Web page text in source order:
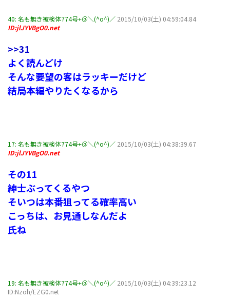
40: 名も無き被検体774号+＠＼(^o^)／ 2015/10/03(土) 04:59:04.84
ID:jlJYVBgO0.net
>>31
よく読んどけ
そんな要望の客はラッキーだけど
結局本編やりたくなるから
17: 名も無き被検体774号+＠＼(^o^)／ 2015/10/03(土) 04:38:39.67
ID:jlJYVBgO0.net
その11
紳士ぶってくるやつ
そいつは本番狙ってる確率高い
こっちは、お見通しなんだよ
氏ね
19: 名も無き被検体774号+＠＼(^o^)／ 2015/10/03(土) 04:39:23.12
ID:Nzoh/EZG0.net